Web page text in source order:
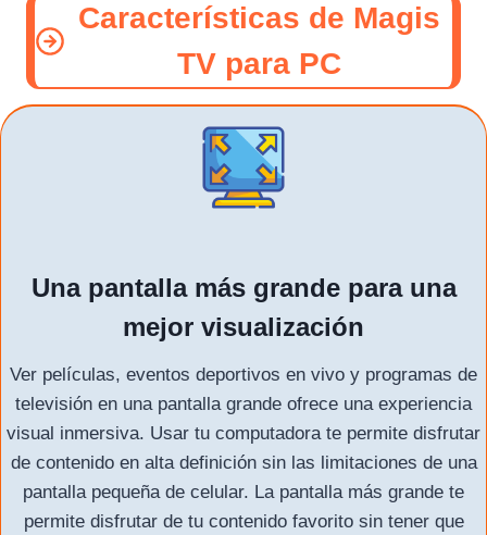
Características de Magis
TV para PC
Una pantalla más grande para una
mejor visualización
Ver películas, eventos deportivos en vivo y programas de
televisión en una pantalla grande ofrece una experiencia
visual inmersiva. Usar tu computadora te permite disfrutar
de contenido en alta definición sin las limitaciones de una
pantalla pequeña de celular. La pantalla más grande te
permite disfrutar de tu contenido favorito sin tener que